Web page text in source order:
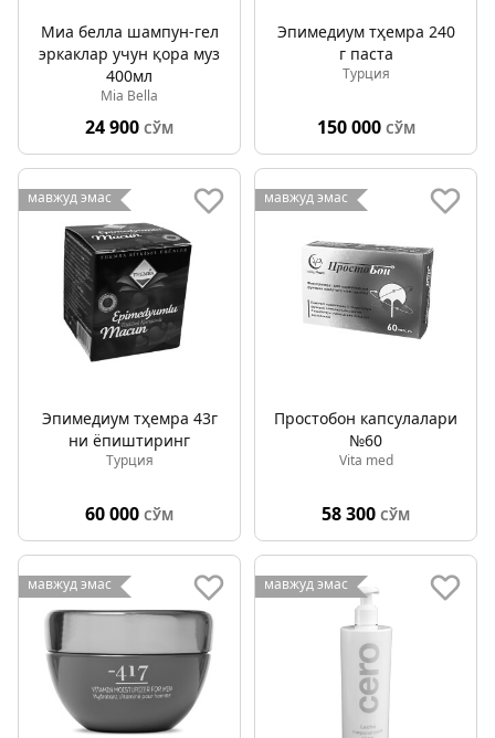
Миа белла шампун-гел
эркаклар учун қора муз
400мл
Mia Bella
24 900 СЎМ
Эпимедиум тҳемра 240
г паста
Турция
150 000 СЎМ
мавжуд эмас
Эпимедиум тҳемра 43г
ни ёпиштиринг
Турция
60 000 СЎМ
мавжуд эмас
Простобон капсулалари
№60
Vita med
58 300 СЎМ
мавжуд эмас мавжуд эмас